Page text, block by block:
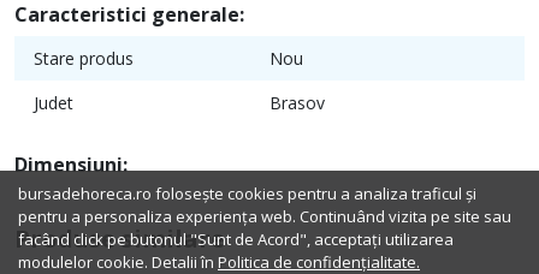
Caracteristici generale:
Stare produs
Nou
Judet
Brasov
Dimensiuni:
Produse similare
bursadehoreca.ro folosește cookies pentru a analiza traficul și
pentru a personaliza experiența web. Continuând vizita pe site sau
facând click pe butonul "Sunt de Acord", acceptați utilizarea
modulelor cookie. Detalii în Politica de confidențialitate.